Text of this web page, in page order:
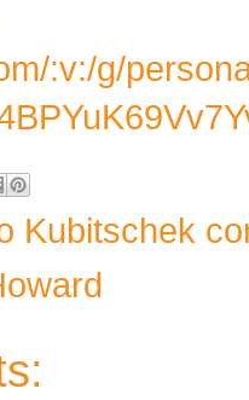
:v:/g/
Kubitschek